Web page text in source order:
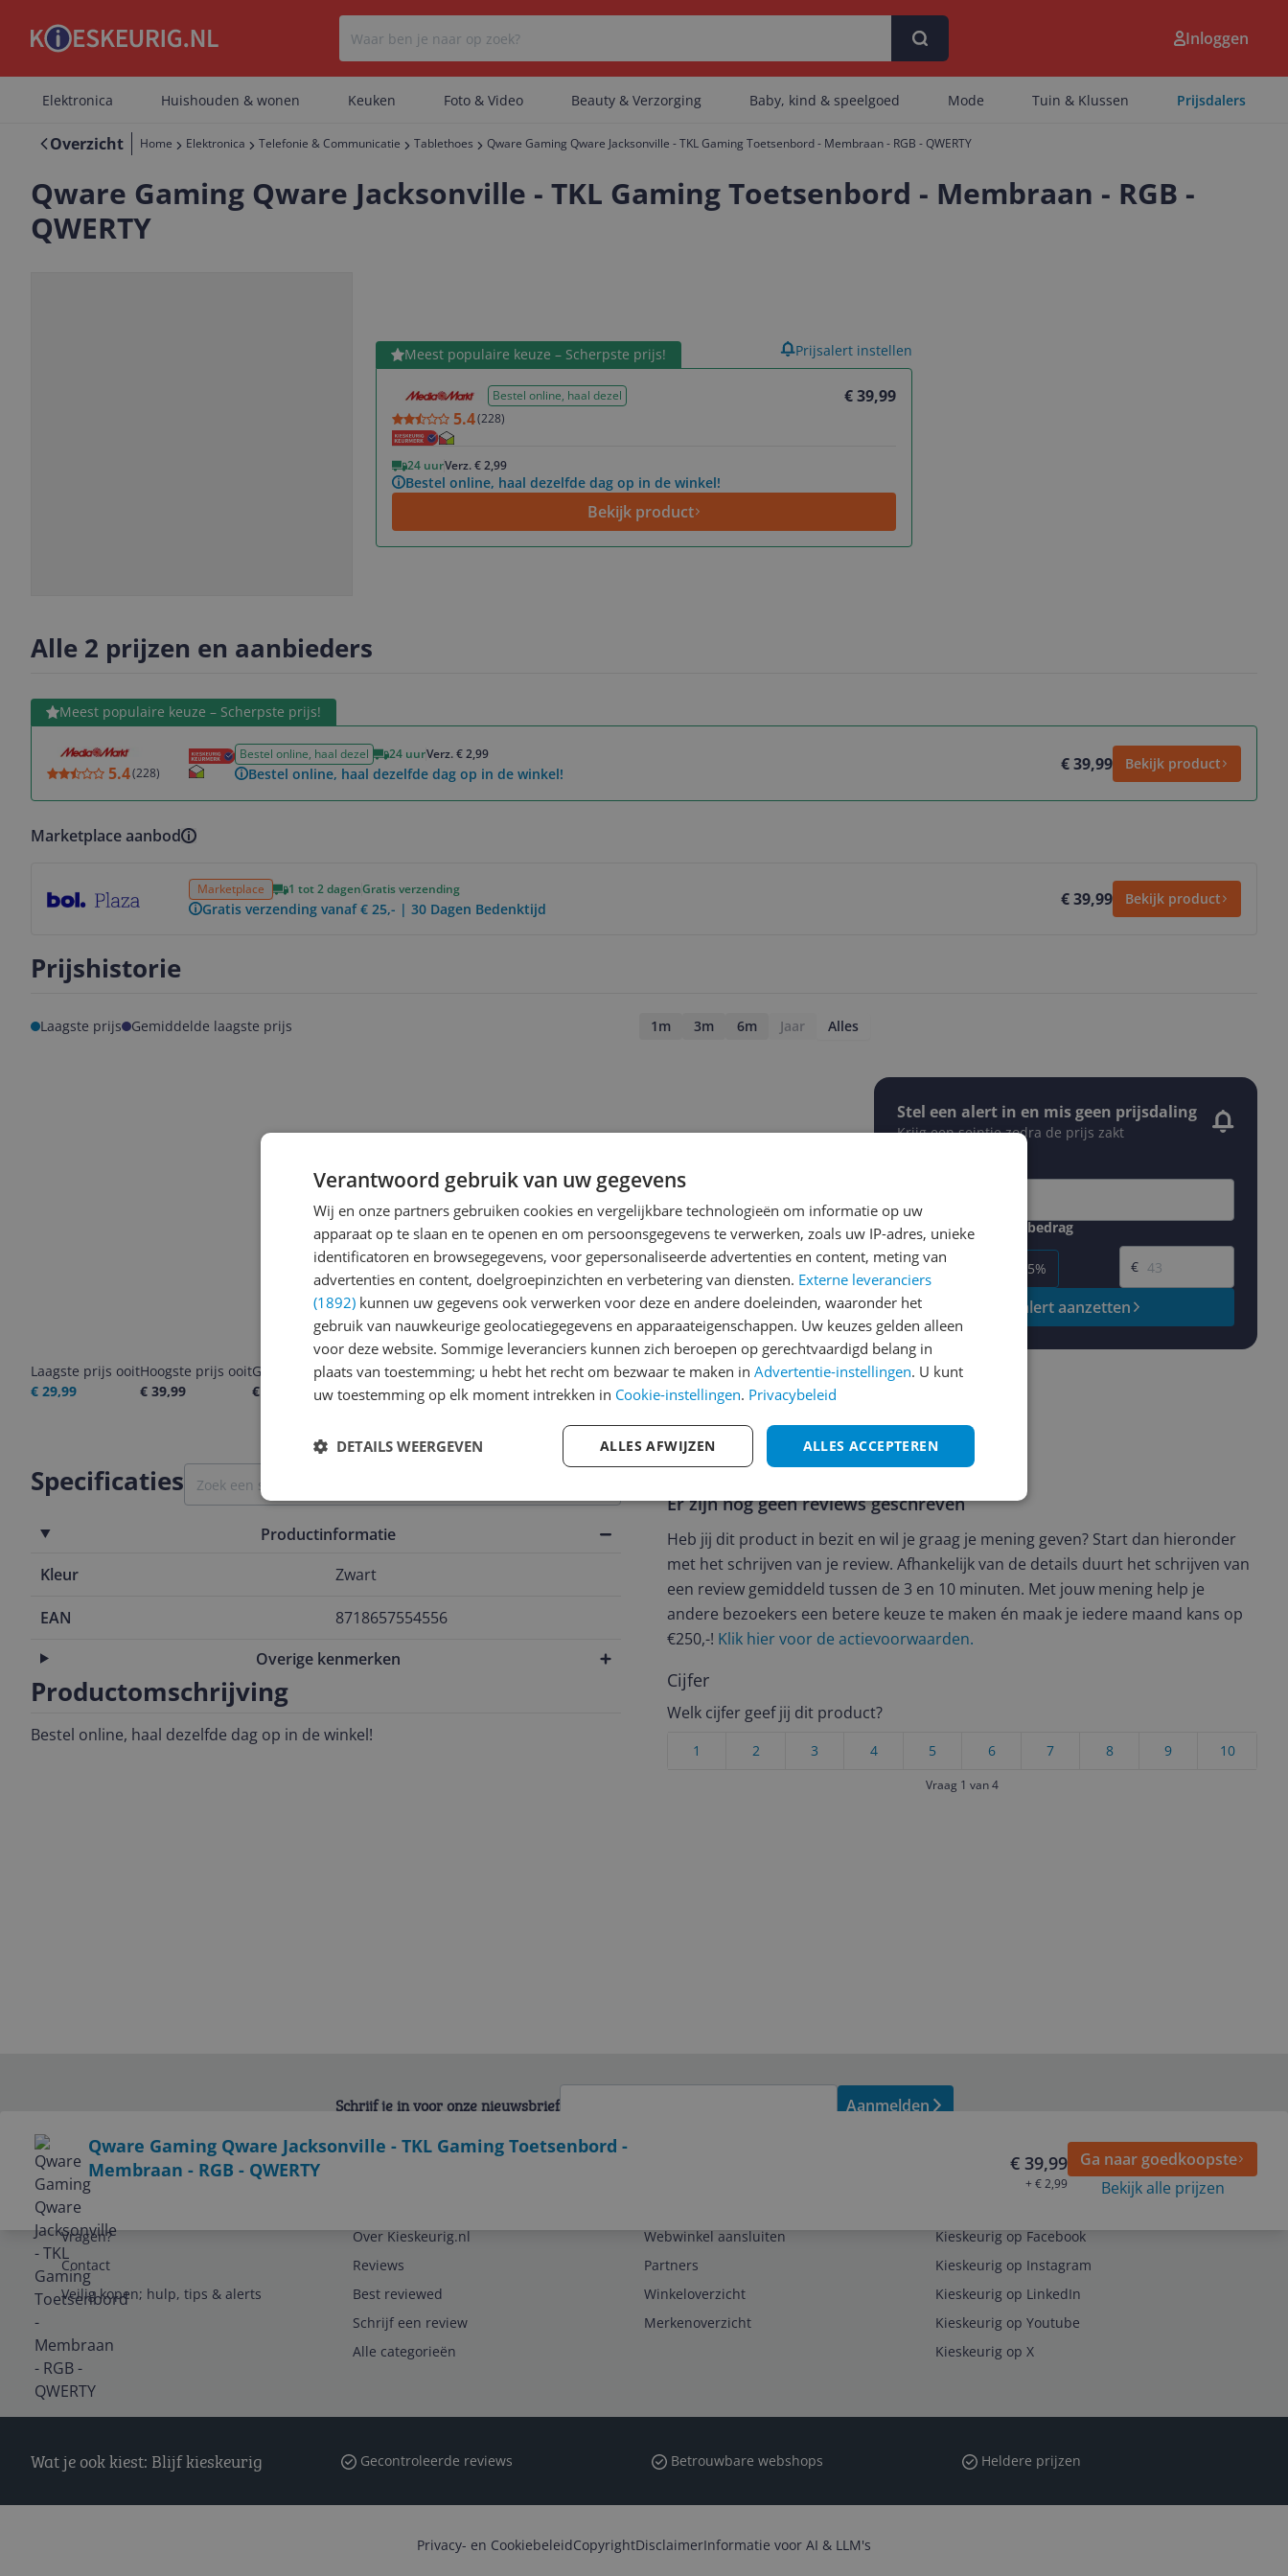
Er zijn geen categorieën gevonden.
Inloggen
Elektronica Huishouden & wonen Keuken Foto & Video Beauty & Verzorging Baby, kind & speelgoed Mode Tuin & Klussen Prijsdalers
Overzicht Home Elektronica Telefonie & Communicatie Tablethoes Qware Gaming Qware Jacksonville - TKL Gaming Toetsenbord - Membraan - RGB - QWERTY
Qware Gaming Qware Jacksonville - TKL Gaming Toetsenbord - Membraan - RGB -
QWERTY
Meest populaire keuze – Scherpste prijs!
Bestel online, haal dezel
€ 39,99
5.4(228)
24 uurVerz. € 2,99
Bestel online, haal dezelfde dag op in de winkel!
Bekijk product
Bekijk product Prijsalert instellen
Alle 2 prijzen en aanbieders
Meest populaire keuze – Scherpste prijs!
5.4(228)
Bestel online, haal dezel 24 uurVerz. € 2,99
Bestel online, haal dezelfde dag op in de winkel! € 39,99 Bekijk product
Bekijk product
Marketplace aanbod
Marketplace 1 tot 2 dagenGratis verzending
Gratis verzending vanaf € 25,- | 30 Dagen Bedenktijd € 39,99 Bekijk product
Prijshistorie
Laagste prijs Gemiddelde laagste prijs 1m 3m 6m Jaar Alles
Laagste prijs ooit
€ 29,99
Hoogste prijs ooit
€ 39,99
Goedkoopste nu
€ 39,99
Laatste prijsupdate
08-08-2026
Stel een alert in en mis geen prijsdaling
Krijg een seintje zodra de prijs zakt
Gewenste daling of bedrag
-5% -15%
Gewenste prijs
€
Prijsalert aanzetten
Specificaties
Productinformatie
Kleur
Zwart
EAN
8718657554556
Overige kenmerken
Productomschrijving
Bestel online, haal dezelfde dag op in de winkel!
Reviews
Er zijn nog geen reviews geschreven
Heb jij dit product in bezit en wil je graag je mening geven? Start dan hieronder
met het schrijven van je review. Afhankelijk van de details duurt het schrijven van
een review gemiddeld tussen de 3 en 10 minuten. Met jouw mening help je
andere bezoekers een betere keuze te maken én maak je iedere maand kans op
€250,-! Klik hier voor de actievoorwaarden.
Cijfer
Welk cijfer geef jij dit product?
10
9
8
7
6
5
4
3
2
1
Vraag 1 van 4
Qware Gaming Qware Jacksonville - TKL Gaming Toetsenbord -
Membraan - RGB - QWERTY
€ 39,99
+ € 2,99
Ga naar goedkoopste
Bekijk alle prijzen
Schrijf je in voor onze nieuwsbrief Aanmelden
Service
Vragen?
Contact
Veilig kopen; hulp, tips & alerts
Over Kieskeurig.nl
Reviews
Best reviewed
Schrijf een review
Alle categorieën
Webwinkel aansluiten
Partners
Winkeloverzicht
Merkenoverzicht
Kieskeurig op Facebook
Kieskeurig op Instagram
Kieskeurig op LinkedIn
Kieskeurig op Youtube
Kieskeurig op X
Wat je ook kiest: Blijf kieskeurig Gecontroleerde reviews Betrouwbare webshops Heldere prijzen
Privacy- en CookiebeleidCopyrightDisclaimerInformatie voor AI & LLM's
Verantwoord gebruik van uw gegevens
Wij en onze partners gebruiken cookies en vergelijkbare technologieën om informatie op uw
apparaat op te slaan en te openen en om persoonsgegevens te verwerken, zoals uw IP-adres, unieke
identificatoren en browsegegevens, voor gepersonaliseerde advertenties en content, meting van
advertenties en content, doelgroepinzichten en verbetering van diensten. Externe leveranciers
(1892) kunnen uw gegevens ook verwerken voor deze en andere doeleinden, waaronder het
gebruik van nauwkeurige geolocatiegegevens en apparaateigenschappen. Uw keuzes gelden alleen
voor deze website. Sommige leveranciers kunnen zich beroepen op gerechtvaardigd belang in
plaats van toestemming; u hebt het recht om bezwaar te maken in Advertentie-instellingen. U kunt
uw toestemming op elk moment intrekken in Cookie-instellingen. Privacybeleid
ALLES ACCEPTEREN
ALLES AFWIJZEN
DETAILS WEERGEVEN